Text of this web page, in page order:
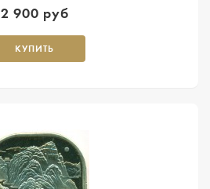
2 900 руб
КУПИТЬ